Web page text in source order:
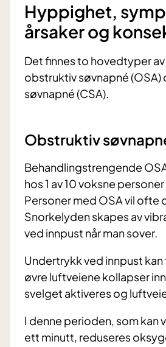
Hyppighet,
årsaker og
Det finnes to hovedtyper
obstruktiv søvnapné (OSA)
søvnapné (CSA).
Obstruktiv
Behandlingstrengende
hos 1 av 10 voksne
Personer med OSA vil ofte
Snorkelyden skapes av
ved innpust når man sover.
Undertrykk ved innpust kan
øvre luftveiene kollapser
svelget aktiveres og
I denne perioden, som kan
ett minutt, reduseres